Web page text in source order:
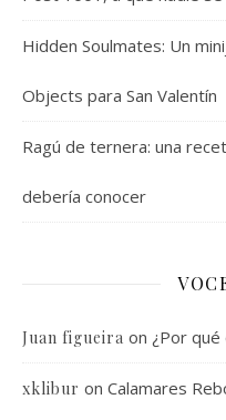
Hidden Soulmates: Un
Objects para San Valentín
Ragú de ternera: una
debería conocer
Juan figueira on ¿Por qué
xklibur on Calamares